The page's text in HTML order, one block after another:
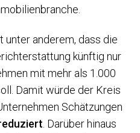
unter anderem, dass die
künftig nur
mit mehr als 1.000
Damit würde der Kreis
Schätzungen
. Darüber hinaus